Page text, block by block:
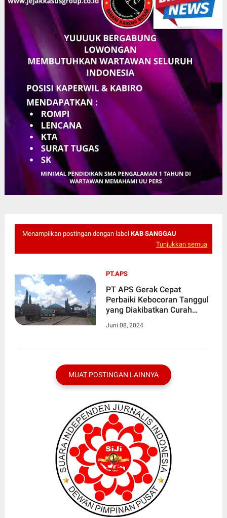
Menampilkan postingan dengan label KAB SANGGAU
Tunjukkan semua
PT.APS
PT APS Gerak Cepat
Perbaiki Kebocoran Tanggul
yang Diakibatkan Curah
Juni 08, 2024
MUAT POSTINGAN LAINNYA